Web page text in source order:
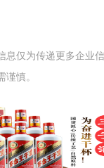
仅为传递更多企业
慎。